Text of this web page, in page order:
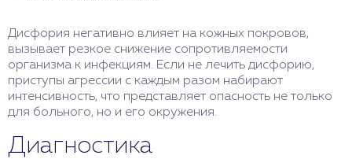
Дисфория негативно влияет на кожных покровов,
вызывает резкое снижение сопротивляемости
организма к инфекциям. Если не лечить дисфорию,
приступы агрессии с каждым разом набирают
интенсивность, что представляет опасность не только
для больного, но и его окружения.
Диагностика